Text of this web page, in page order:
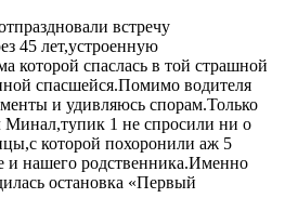
встречу
45 лет,устроенную
которой спаслась в той страшной
спасшейся.Помимо водителя
и удивляюсь спорам.Только
Минал,тупик 1 не спросили ни о
которой похоронили аж 5
и нашего родственника.Именно
остановка «Первый